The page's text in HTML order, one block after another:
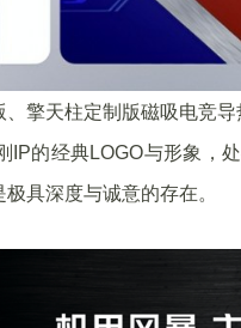
擎天柱定制版磁吸电竞
IP的经典LOGO与形象，
具深度与诚意的存在。